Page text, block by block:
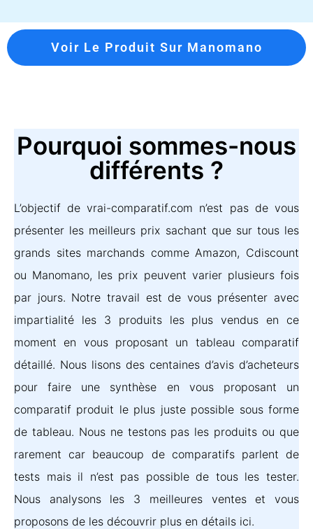
Voir Le Produit Sur Manomano
Pourquoi sommes-nous
différents ?
L’objectif de vrai-comparatif.com n’est pas de vous
présenter les meilleurs prix sachant que sur tous les
grands sites marchands comme Amazon, Cdiscount
ou Manomano, les prix peuvent varier plusieurs fois
par jours. Notre travail est de vous présenter avec
impartialité les 3 produits les plus vendus en ce
moment en vous proposant un tableau comparatif
détaillé. Nous lisons des centaines d’avis d’acheteurs
pour faire une synthèse en vous proposant un
comparatif produit le plus juste possible sous forme
de tableau. Nous ne testons pas les produits ou que
rarement car beaucoup de comparatifs parlent de
tests mais il n’est pas possible de tous les tester.
Nous analysons les 3 meilleures ventes et vous
proposons de les découvrir plus en détails ici.